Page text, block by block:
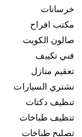
خرسانات
مكتب افراح
صالون الكويت
فني تكييف
تعقيم منازل
نشتري السيارات
تنظيف دكتات
تنظيف طباخات
تصليح طباخات